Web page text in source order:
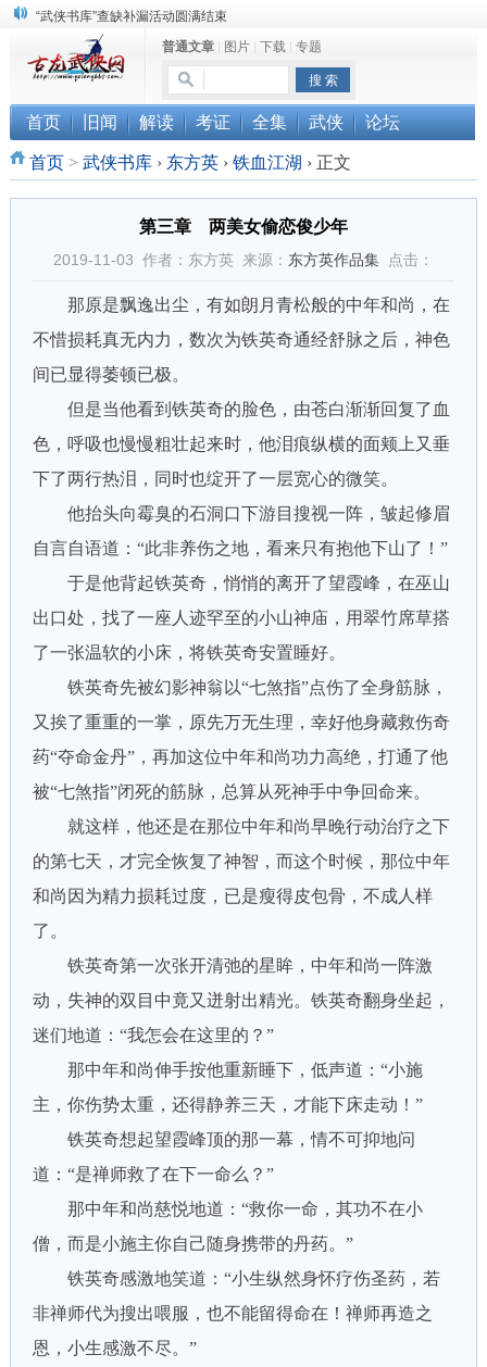
“武侠书库”查缺补漏活动圆满结束
《古龙小说原貌探究》修订版已上市
顾雪衣《古龙武侠小说知见录》上市
普通文章| 图片| 下载| 专题
首页 旧闻 解读 考证 全集 武侠 论坛
首页> 武侠书库 › 东方英 › 铁血江湖 ›正文
第三章 两美女偷恋俊少年
2019-11-03 作者：东方英 来源： 东方英作品集点击：
那原是飘逸出尘，有如朗月青松般的中年和尚，在
不惜损耗真无内力，数次为铁英奇通经舒脉之后，神色
间已显得萎顿已极。
但是当他看到铁英奇的脸色，由苍白渐渐回复了血
色，呼吸也慢慢粗壮起来时，他泪痕纵横的面颊上又垂
下了两行热泪，同时也绽开了一层宽心的微笑。
他抬头向霉臭的石洞口下游目搜视一阵，皱起修眉
自言自语道：“此非养伤之地，看来只有抱他下山了！”
于是他背起铁英奇，悄悄的离开了望霞峰，在巫山
出口处，找了一座人迹罕至的小山神庙，用翠竹席草搭
了一张温软的小床，将铁英奇安置睡好。
铁英奇先被幻影神翁以“七煞指”点伤了全身筋脉，
又挨了重重的一掌，原先万无生理，幸好他身藏救伤奇
药“夺命金丹”，再加这位中年和尚功力高绝，打通了他
被“七煞指”闭死的筋脉，总算从死神手中争回命来。
就这样，他还是在那位中年和尚早晚行动治疗之下
的第七天，才完全恢复了神智，而这个时候，那位中年
和尚因为精力损耗过度，已是瘦得皮包骨，不成人样
了。
铁英奇第一次张开清弛的星眸，中年和尚一阵激
动，失神的双目中竟又迸射出精光。铁英奇翻身坐起，
迷们地道：“我怎会在这里的？”
那中年和尚伸手按他重新睡下，低声道：“小施
主，你伤势太重，还得静养三天，才能下床走动！”
铁英奇想起望霞峰顶的那一幕，情不可抑地问
道：“是禅师救了在下一命么？”
那中年和尚慈悦地道：“救你一命，其功不在小
僧，而是小施主你自己随身携带的丹药。”
铁英奇感激地笑道：“小生纵然身怀疗伤圣药，若
非禅师代为搜出喂服，也不能留得命在！禅师再造之
恩，小生感激不尽。”